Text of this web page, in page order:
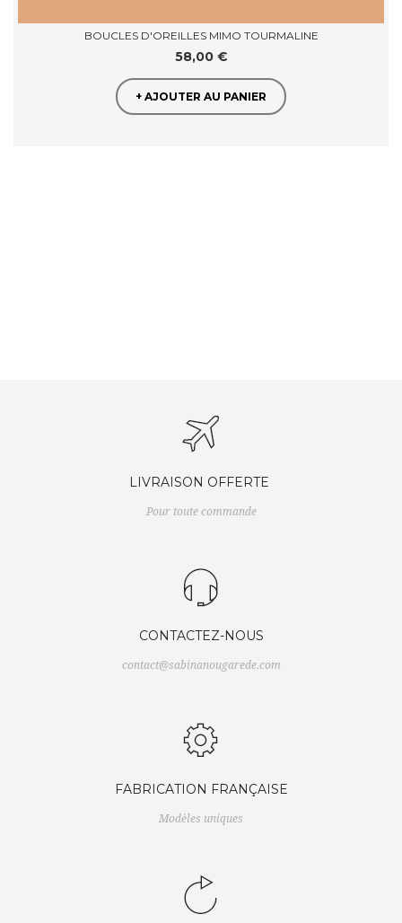
BOUCLES D'OREILLES MIMO TOURMALINE
58,00 €
+ AJOUTER AU PANIER
LIVRAISON OFFERTE
Pour toute commande
CONTACTEZ-NOUS
contact@sabinanougarede.com
FABRICATION FRANÇAISE
Modèles uniques